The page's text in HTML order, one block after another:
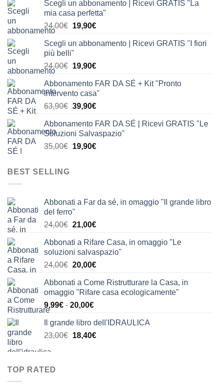
Scegli un abbonamento | Ricevi GRATIS "La
mia casa perfetta"
24,00€ Il
originale
24,00€.
19,90€Il
attuale
19,90€.
Scegli un abbonamento | Ricevi GRATIS "I fiori
più belli"
24,00€ Il
originale
era:
24,00€.
19,90€Il
attuale
è:
19,90€.
Abbonamento FAR DA SÉ + Kit "Pronto
intervento casa"
63,90€ Il
originale
era:
63,90€.
39,90€Il
attuale
è:
39,90€.
Abbonamento FAR DA SÉ | Ricevi GRATIS "Le
Soluzioni Salvaspazio"
35,00€ Il
19,90€Il
BEST SELLING
Abbonati a Far da sé, in omaggio "Il grande libro
del ferro"
24,00€ Il
originale
era:
24,00€.
21,00€Il
attuale
è:
21,00€.
Abbonati a Rifare Casa, in omaggio "Le
soluzioni salvaspazio"
24,00€ Il
originale
era:
24,00€.
20,00€Il
attuale
è:
Abbonati a Come Ristrutturare la Casa, in
omaggio "Rifare casa ecologicamente"
9,99€ - 20,00€Fascia
prezzo:
da
Il grande libro dell'IDRAULICA
23,00€ Il
18,40€Il
TOP RATED